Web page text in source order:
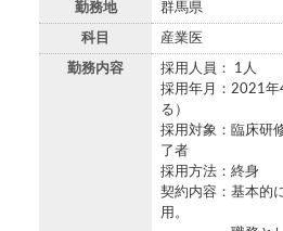
勤務地 群馬県
科目 産業医
勤務内容
採用人員： 1人
採用年月：2021年
る）
採用対象：臨床研
了者
採用方法：終身
契約内容：基本的
用。